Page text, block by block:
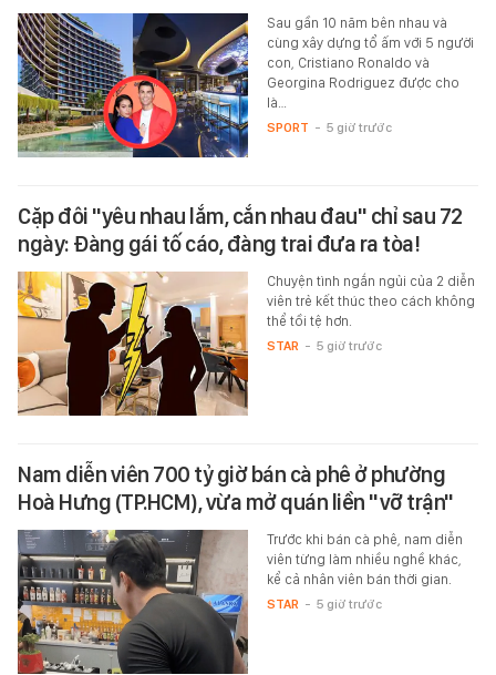
Sau gần 10 năm bên nhau và
cùng xây dựng tổ ấm với 5 người
con, Cristiano Ronaldo và
Georgina Rodriguez được cho
là…
SPORT - 5 giờ trước
Cặp đôi "yêu nhau lắm, cắn nhau đau" chỉ sau 72
ngày: Đàng gái tố cáo, đàng trai đưa ra tòa!
Chuyện tình ngắn ngủi của 2 diễn
viên trẻ kết thúc theo cách không
thể tồi tệ hơn.
STAR - 5 giờ trước
Nam diễn viên 700 tỷ giờ bán cà phê ở phường
Hoà Hưng (TP.HCM), vừa mở quán liền "vỡ trận"
Trước khi bán cà phê, nam diễn
viên từng làm nhiều nghề khác,
kể cả nhân viên bán thời gian.
STAR - 5 giờ trước